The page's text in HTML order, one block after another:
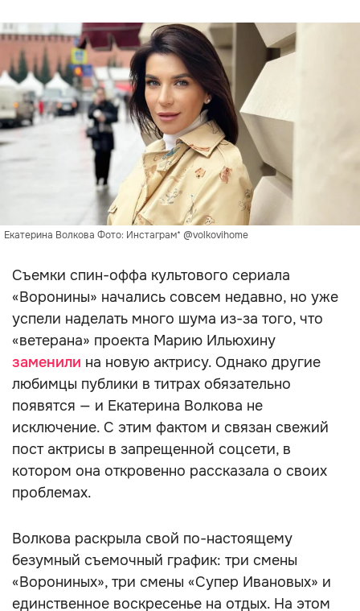
Екатерина Волкова Фото: Инстаграм* @volkovihome
Съемки спин-оффа культового сериала
«Воронины» начались совсем недавно, но уже
успели наделать много шума из-за того, что
«ветерана» проекта Марию Ильюхину
заменили на новую актрису. Однако другие
любимцы публики в титрах обязательно
появятся — и Екатерина Волкова не
исключение. С этим фактом и связан свежий
пост актрисы в запрещенной соцсети, в
котором она откровенно рассказала о своих
проблемах.
Волкова раскрыла свой по-настоящему
безумный съемочный график: три смены
«Ворониных», три смены «Супер Ивановых» и
единственное воскресенье на отдых. На этом